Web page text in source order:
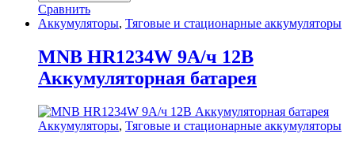
Сравнить
Аккумуляторы, Тяговые и стационарные аккумуляторы
MNB HR1234W 9А/ч 12В
Аккумуляторная батарея
Аккумуляторы, Тяговые и стационарные аккумуляторы